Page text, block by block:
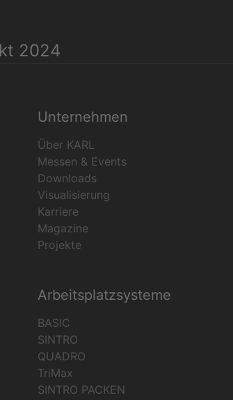
2024
Unternehmen
Über KARL
Messen & Events
Downloads
Visualisierung
Karriere
Magazine
Projekte
Arbeitsplatzsysteme
BASIC
SINTRO
QUADRO
TriMax
SINTRO PACKEN